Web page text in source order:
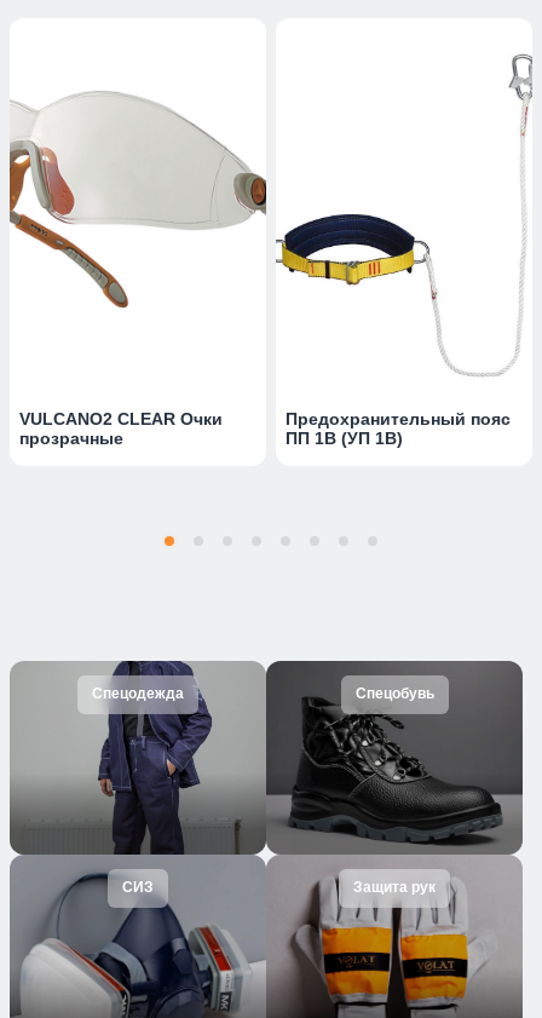
VULCANO2 CLEAR Очки
прозрачные
Предохранительный пояс
ПП 1В (УП 1В)
Спецодежда Спецобувь
СИЗ Защита рук